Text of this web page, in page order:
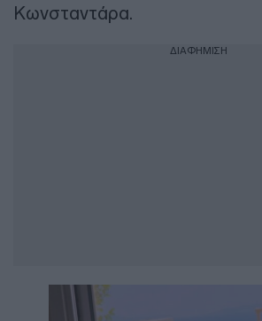
Κωνσταντάρα.
ΔΙΑΦΗΜΙΣΗ